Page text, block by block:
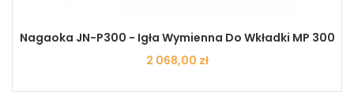
Nagaoka JN-P300 - Igła Wymienna Do Wkładki MP 300
Cena
2 068,00 zł